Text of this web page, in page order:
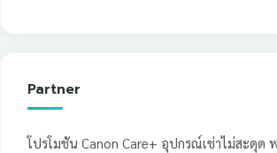
Partner
โปรโมชัน Canon Care+ อุปกรณ์เช่าไม่สะดุด